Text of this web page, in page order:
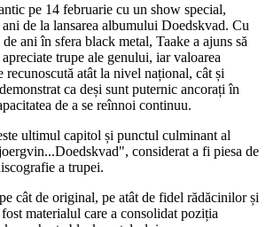
pe 14 februarie cu un show special,
de la lansarea albumului Doedskvad. Cu
ani în sfera black metal, Taake a ajuns să
trupe ale genului, iar valoarea
recunoscută atât la nivel național, cât și
ca deși sunt puternic ancorați în
de a se reînnoi continuu.
ultimul capitol și punctul culminant al
considerat a fi piesa de
a trupei.
cât de original, pe atât de fidel rădăcinilor și
materialul care a consolidat poziția